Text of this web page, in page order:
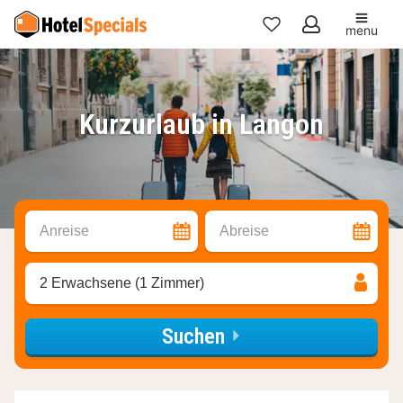
Meine
Favoriten
menu
Kurzurlaub in Langon
Anreise Abreise
2 Erwachsene (1 Zimmer)
Suchen